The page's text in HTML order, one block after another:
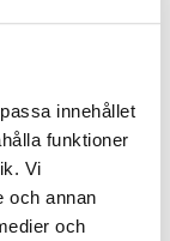
innehållet
funktioner
Vi
och annan
och
FeO i
får